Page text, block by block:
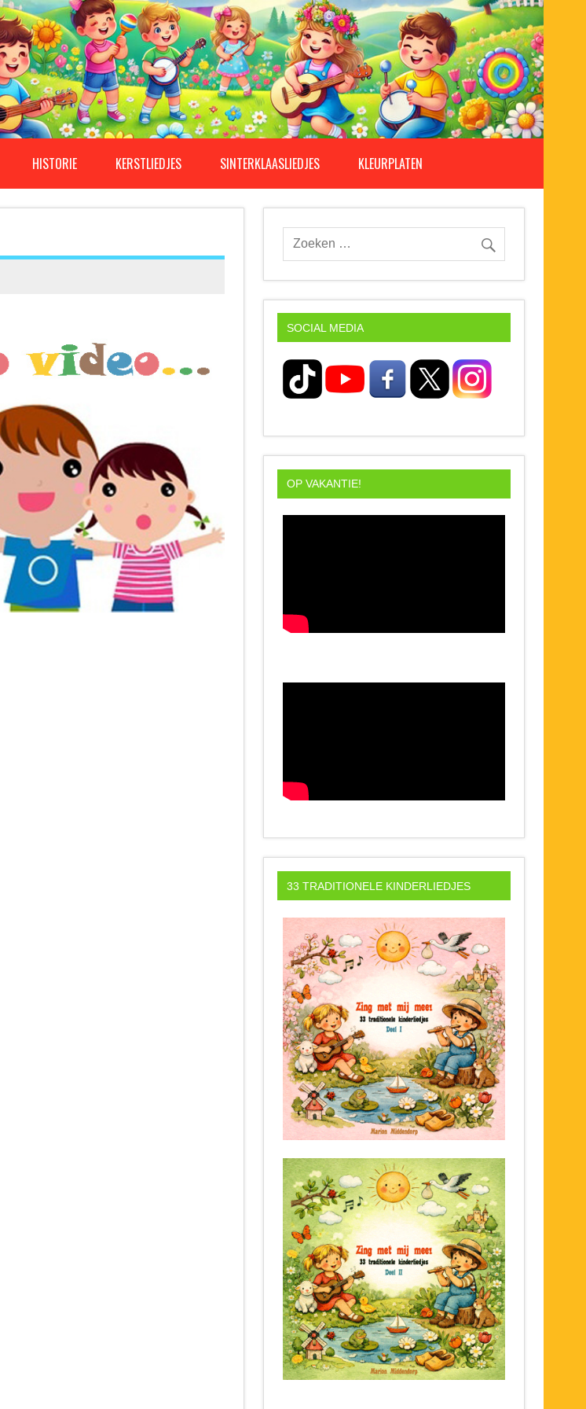
HISTORIE KERSTLIEDJES SINTERKLAASLIEDJES KLEURPLATEN
SOCIAL MEDIA
OP VAKANTIE!
33 TRADITIONELE KINDERLIEDJES